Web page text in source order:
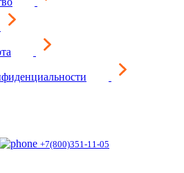
+7(800)351-11-05